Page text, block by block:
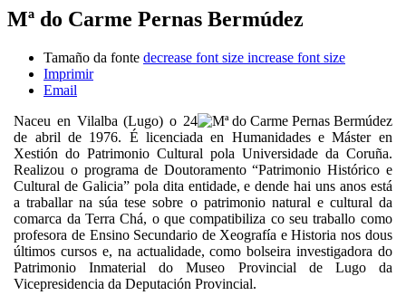
Mª do Carme Pernas Bermúdez
Tamaño da fonte decrease font size increase font size
Imprimir
Email
Naceu en Vilalba (Lugo) o 24
de abril de 1976. É licenciada en Humanidades e Máster en
Xestión do Patrimonio Cultural pola Universidade da Coruña.
Realizou o programa de Doutoramento “Patrimonio Histórico e
Cultural de Galicia” pola dita entidade, e dende hai uns anos está
a traballar na súa tese sobre o patrimonio natural e cultural da
comarca da Terra Chá, o que compatibiliza co seu traballo como
profesora de Ensino Secundario de Xeografía e Historia nos dous
últimos cursos e, na actualidade, como bolseira investigadora do
Patrimonio Inmaterial do Museo Provincial de Lugo da
Vicepresidencia da Deputación Provincial.